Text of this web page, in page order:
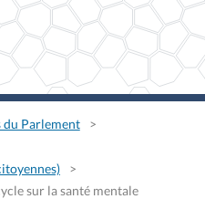
Parlement
sur la santé mentale